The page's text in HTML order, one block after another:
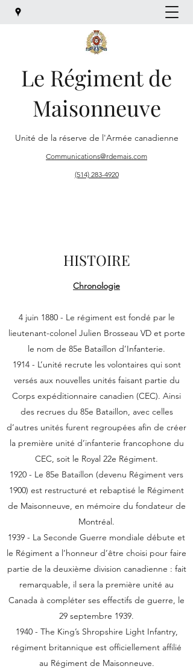
Le Régiment de
Maisonneuve
Unité de la réserve de l'Armée canadienne
Communications@rdemais.com
(514) 283-4920
HISTOIRE
Chronologie
4 juin 1880 - Le régiment est fondé par le
lieutenant-colonel Julien Brosseau VD et porte
le nom de 85e Bataillon d’Infanterie.
1914 - L’unité recrute les volontaires qui sont
versés aux nouvelles unités faisant partie du
Corps expéditionnaire canadien (CEC). Ainsi
des recrues du 85e Bataillon, avec celles
d’autres unités furent regroupées afin de créer
la première unité d’infanterie francophone du
CEC, soit le Royal 22e Régiment.
1920 - Le 85e Bataillon (devenu Régiment vers
1900) est restructuré et rebaptisé le Régiment
de Maisonneuve, en mémoire du fondateur de
Montréal.
1939 - La Seconde Guerre mondiale débute et
le Régiment a l’honneur d’être choisi pour faire
partie de la deuxième division canadienne : fait
remarquable, il sera la première unité au
Canada à compléter ses effectifs de guerre, le
29 septembre 1939.
1940 - The King’s Shropshire Light Infantry,
régiment britannique est officiellement affilié
au Régiment de Maisonneuve.